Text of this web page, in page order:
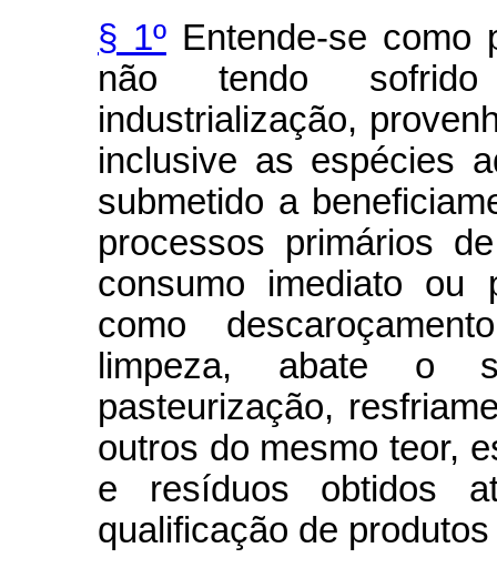
§ 1ºEntende-se como
não tendo
industrialização,
inclusive as espécies
submetido a
processos primários
consumo imediato ou
como
limpeza, abate o
pasteurização,
outros do mesmo teor,
e resíduos obtidos
qualificação de